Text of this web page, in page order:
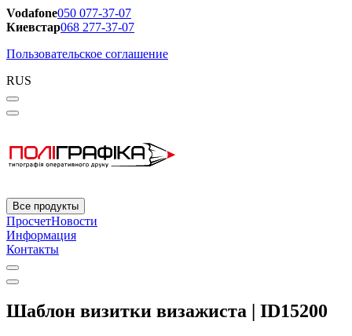
Vodafone050 077-37-07
Киевстар068 277-37-07
Пользовательское соглашение
RUS
Все продукты
ПросчетНовости
Информация
Контакты
Шаблон визитки визажиста | ID15200